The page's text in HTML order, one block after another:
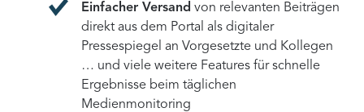
Einfacher Versand von relevanten Beiträgen
direkt aus dem Portal als digitaler
Pressespiegel an Vorgesetzte und Kollegen
… und viele weitere Features für schnelle
Ergebnisse beim täglichen
Medienmonitoring